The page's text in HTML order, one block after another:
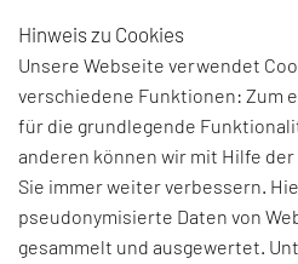
Hinweis zu Cookies
Unsere Webseite verwendet
verschiedene Funktionen: Zum
für die grundlegende
anderen können wir mit Hilfe
Sie immer weiter verbessern.
pseudonymisierte Daten von
gesammelt und ausgewertet.